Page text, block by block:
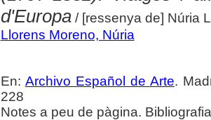
d'Europa/ [ressenya de] Núria
Llorens Moreno, Núria
En: Archivo Español de Arte.
228
Notes a peu de pàgina.